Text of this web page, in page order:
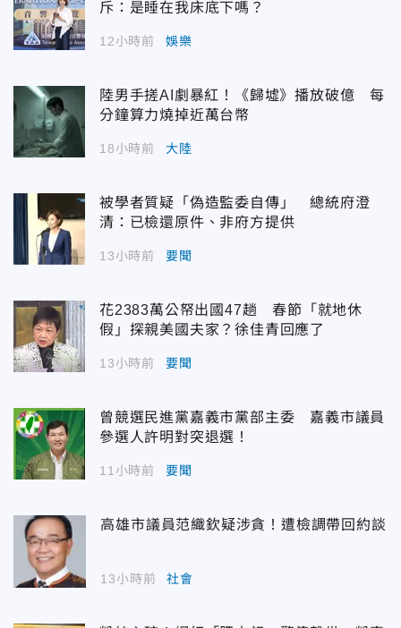
斥：是睡在我床底下嗎？
12小時前 娛樂
陸男手搓AI劇暴紅！《歸墟》播放破億 每
分鐘算力燒掉近萬台幣
18小時前 大陸
被學者質疑「偽造監委自傳」 總統府澄
清：已檢還原件、非府方提供
13小時前 要聞
花2383萬公帑出國47趟 春節「就地休
假」探親美國夫家？徐佳青回應了
13小時前 要聞
曾競選民進黨嘉義市黨部主委 嘉義市議員
參選人許明對突退選！
11小時前 要聞
高雄市議員范織欽疑涉貪！遭檢調帶回約談
13小時前 社會